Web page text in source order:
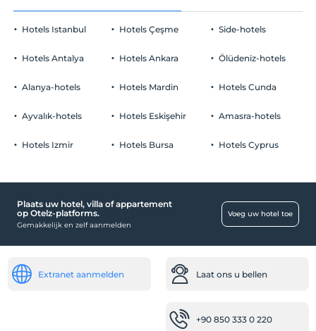
Hotels Istanbul
Hotels Antalya
Alanya-hotels
Ayvalık-hotels
Hotels Izmir
Hotels Çeşme
Hotels Ankara
Hotels Mardin
Hotels Eskişehir
Hotels Bursa
Side-hotels
Ölüdeniz-hotels
Hotels Cunda
Amasra-hotels
Hotels Cyprus
Plaats uw hotel, villa of appartement
op Otelz-platforms.
Gemakkelijk en zelf aanmelden
Voeg uw hotel toe
Extranet aanmelden Laat ons u bellen
+90 850 333 0 220